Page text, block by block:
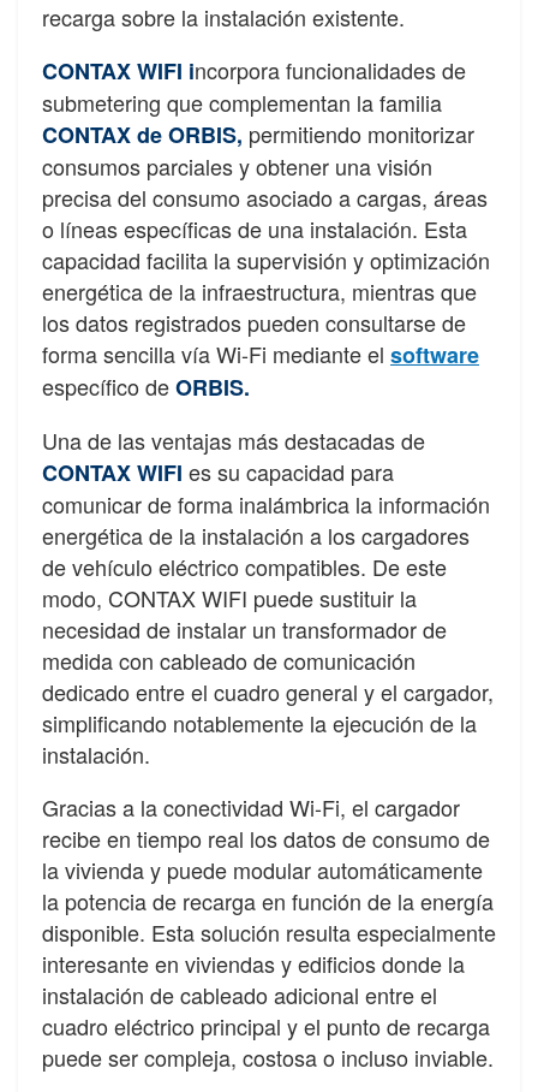
recarga sobre la instalación existente.
CONTAX WIFI incorpora funcionalidades de
submetering que complementan la familia
CONTAX de ORBIS, permitiendo monitorizar
consumos parciales y obtener una visión
precisa del consumo asociado a cargas, áreas
o líneas específicas de una instalación. Esta
capacidad facilita la supervisión y optimización
energética de la infraestructura, mientras que
los datos registrados pueden consultarse de
forma sencilla vía Wi-Fi mediante el software
específico deORBIS.
Una de las ventajas más destacadas de
CONTAX WIFI es su capacidad para
comunicar de forma inalámbrica la información
energética de la instalación a los cargadores
de vehículo eléctrico compatibles. De este
modo, CONTAX WIFI puede sustituir la
necesidad de instalar un transformador de
medida con cableado de comunicación
dedicado entre el cuadro general y el cargador,
simplificando notablemente la ejecución de la
instalación.
Gracias a la conectividad Wi-Fi, el cargador
recibe en tiempo real los datos de consumo de
la vivienda y puede modular automáticamente
la potencia de recarga en función de la energía
disponible. Esta solución resulta especialmente
interesante en viviendas y edificios donde la
instalación de cableado adicional entre el
cuadro eléctrico principal y el punto de recarga
puede ser compleja, costosa o incluso inviable.